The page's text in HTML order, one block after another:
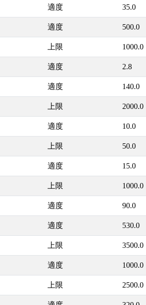
適度 35.0
適度 500.0
上限 1000.0
適度 2.8
適度 140.0
上限 2000.0
適度 10.0
上限 50.0
適度 15.0
上限 1000.0
適度 90.0
適度 530.0
上限 3500.0
適度 1000.0
上限 2500.0